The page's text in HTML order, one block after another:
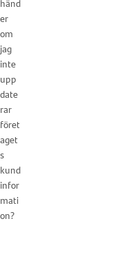
händ
er
om
jag
inte
upp
date
rar
föret
aget
s
kund
infor
mati
on?